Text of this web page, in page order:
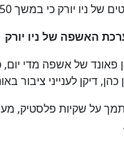
הנחנו את כל האשפה שלנו ישירות על המדרכות".
האשפה של ניו יורק
דיקן לענייני ציבור